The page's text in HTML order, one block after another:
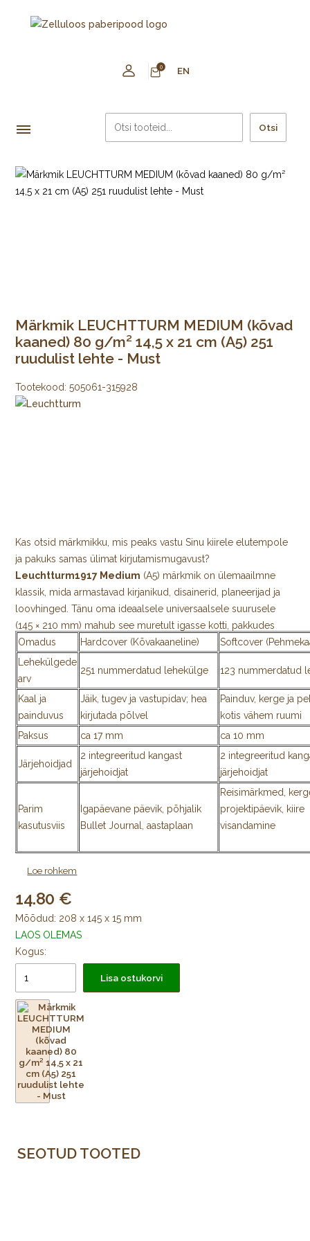
0 EN
Otsi
Märkmik LEUCHTTURM MEDIUM (kõvad
kaaned) 80 g/m² 14,5 x 21 cm (A5) 251
ruudulist lehte - Must
Tootekood: 505061-315928
Kas otsid märkmikku, mis peaks vastu Sinu kiirele elutempole
ja pakuks samas ülimat kirjutamismugavust?
Leuchtturm1917 Medium (A5) märkmik on ülemaailmne
klassik, mida armastavad kirjanikud, disainerid, planeerijad ja
loovhinged. Tänu oma ideaalsele universaalsele suurusele
(145 × 210 mm) mahub see muretult igasse kotti, pakkudes
samas piisavalt ruumi kõigi Sinu ideede, jooniste,
kalendriplaanide või igapäevaste märkmete jaoks.
Miks on Leuchtturm1917 Medium parim valik?
Tindikindel premium-paber (Ink-proof paper):Märkmikus
on kasutusel kvaliteetne 80 g/m² happevaba paber, mis hoiab
ära tindi läbikumamise ja laialivalgumise. Võid julgelt kirjutada
sulepea, geelpliiatsi või markeriga.
Unusta lehtede
vahel ekslemine! Märkmikul on sisukord ja nummerdatud
leheküljed, mis teevad vajaliku info leidmise sekundite
õmmeldud köide võimaldab märkmikul püsida laual täiesti
lamedalt. See teeb kirjutamise ja joonistamise mugavaks nii
lehe vasakul kui paremal poolel.
Praktilised detailid:Märkmikul on kaks integreeritud
järjehoidjat (paela), elastne kummipael sulgemiseks, laienev
tasku tagakaanel lahtiste tšekkide või märkmete jaoks ning 8
rebitavat/perforeeritud lehte.
Arhiveerimiskleepsud:Komplektis on kaasas spetsiaalsed
kleepsud esikaanele ja seljale, et saaksid täis kirjutatud
märkmiku riiulisse pannes mugavalt pealkirjastada.
Tehnilised andmed ja omadused:
Pehmekaaneline (Softcover) – 123 lehekülge
Omadus Hardcover (Kõvakaaneline)
Softcover
Lehekülgede
arv
251 nummerdatud lehekülge 123 nummerdatud
Kaal ja
painduvus
Jäik, tugev ja vastupidav; hea
kirjutada põlvel
Painduv, kerge ja
kotis vähem ruumi
Paksus
ca 17 mm ca 10 mm
Järjehoidjad
2 integreeritud kangast
järjehoidjat
2 integreeritud
järjehoidjat
Parim
kasutusviis
Igapäevane päevik, põhjalik
Bullet Journal, aastaplaan
Reisimärkmed,
projektipäevik, kiire
visandamine
Loe rohkem
14.80
Mõõdud: 208 x 145 x 15 mm
LAOS OLEMAS
Kogus:
Lisa ostukorvi
SEOTUD TOOTED